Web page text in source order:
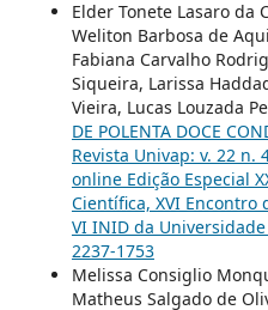
Elder Tonete Lasaro da
Weliton Barbosa de
Fabiana Carvalho
Siqueira, Larissa
Vieira, Lucas Louzada
DE POLENTA DOCE
Revista Univap: v. 22 n.
online Edição Especial
Científica, XVI Encontro
VI INID da
2237-1753
Melissa Consiglio
Matheus Salgado de